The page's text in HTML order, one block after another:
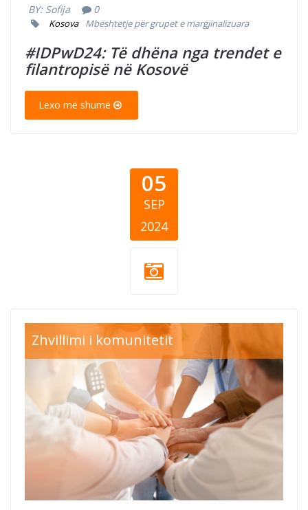
BY: Sofija 0
Kosova Mbështetje për grupet e margjinalizuara
#IDPwD24: Të dhëna nga trendet e
filantropisë në Kosovë
Lexo më shumë
05
SEP
2024
Thumb CEA
Community
Support (1).png
Zhvillimi i komunitetit